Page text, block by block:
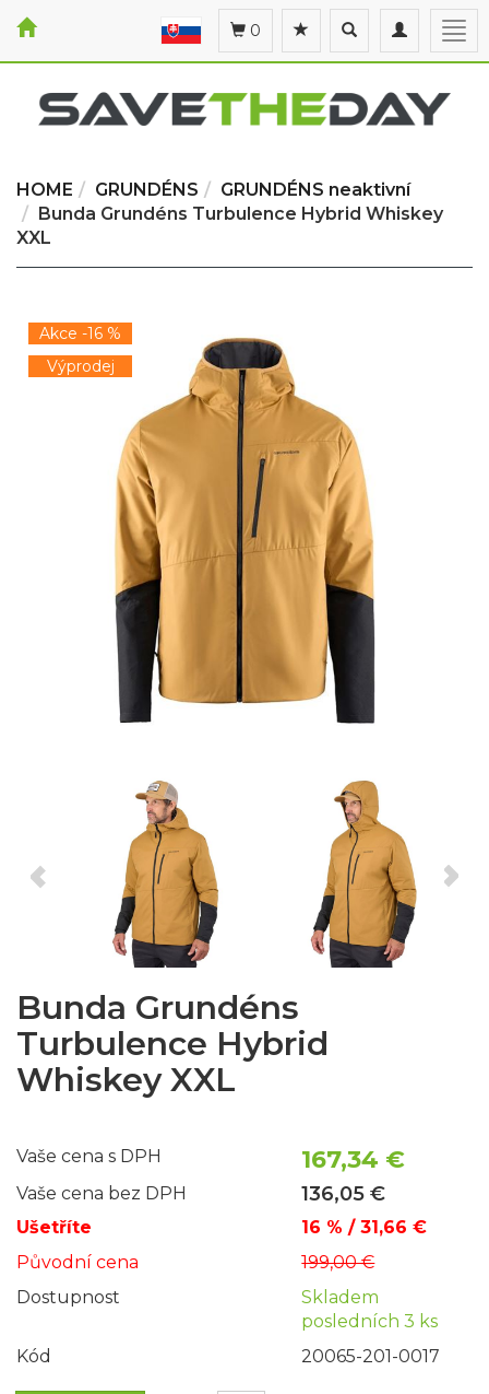
Toggle
navigation
Toggle
search
0
HOME GRUNDÉNS
GRUNDÉNS neaktivní
Bunda Grundéns Turbulence Hybrid Whiskey
XXL
Akce -16 %
Výprodej
Bunda Grundéns
Turbulence Hybrid
Whiskey XXL
Vaše cena s DPH 167,34 €
Vaše cena bez DPH 136,05 €
Ušetříte
16 % / 31,66 €
Původní cena
199,00 €
Dostupnost
Skladem
posledních 3 ks
Kód
20065-201-0017